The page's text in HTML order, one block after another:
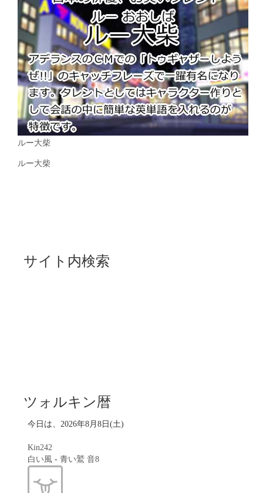
ルー大柴
ルー大柴
サイト内検索
ツォルキン暦
今日は、2026年8月8日(土)
Kin242
白い風 - 青い鷲 音8